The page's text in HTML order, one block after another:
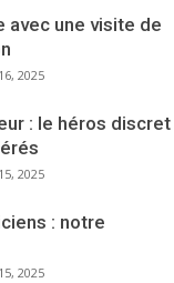
avec une visite de
2025
: le héros discret
2025
: notre
2025